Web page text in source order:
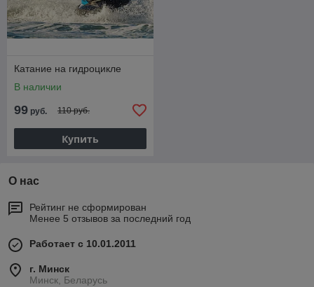
Катание на гидроцикле
В наличии
99 руб. 110 руб.
Купить
О нас
Рейтинг не сформирован
Менее 5 отзывов за последний год
Работает с 10.01.2011
г. Минск
Минск, Беларусь